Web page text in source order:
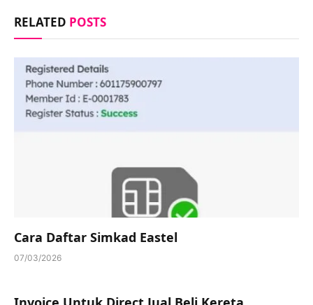
RELATED POSTS
Cara Daftar Simkad Eastel
07/03/2026